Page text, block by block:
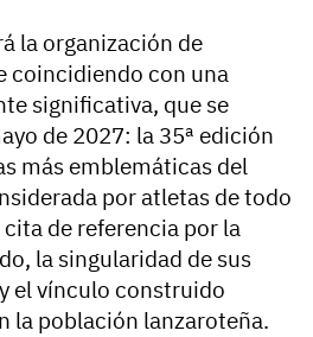
la organización de
coincidiendo con una
significativa, que se
de 2027: la 35ª edición
más emblemáticas del
por atletas de todo
de referencia por la
la singularidad de sus
el vínculo construido
la población lanzaroteña.